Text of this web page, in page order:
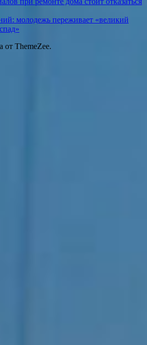
молодежь переживает «великий
от ThemeZee.